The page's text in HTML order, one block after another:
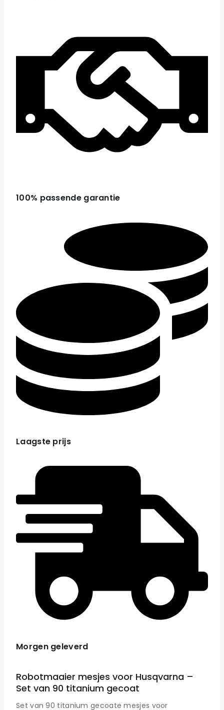
100% passende garantie
Laagste prijs
Morgen geleverd
Robotmaaier mesjes voor Husqvarna –
Set van 90 titanium gecoat
Set van 90 titanium gecoate mesjes voor